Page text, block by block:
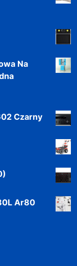
Na
Czarny
Ar80